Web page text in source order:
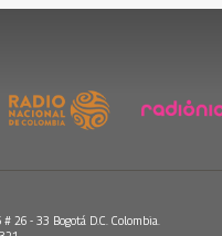
# 26 - 33 Bogotá D.C. Colombia.